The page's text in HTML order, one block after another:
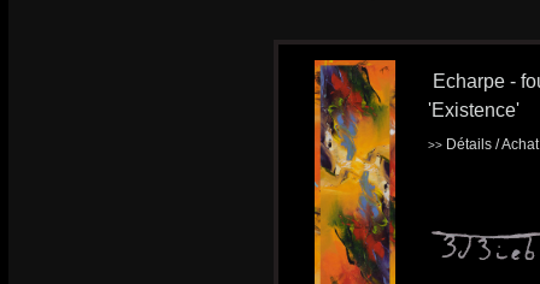
Echarpe -
'Existence'
>> Détails /